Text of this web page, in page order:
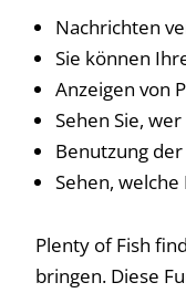
Nachrichten
Sie können
Anzeigen von
Sehen Sie,
Benutzung
Sehen,
Plenty of Fish
bringen. Diese